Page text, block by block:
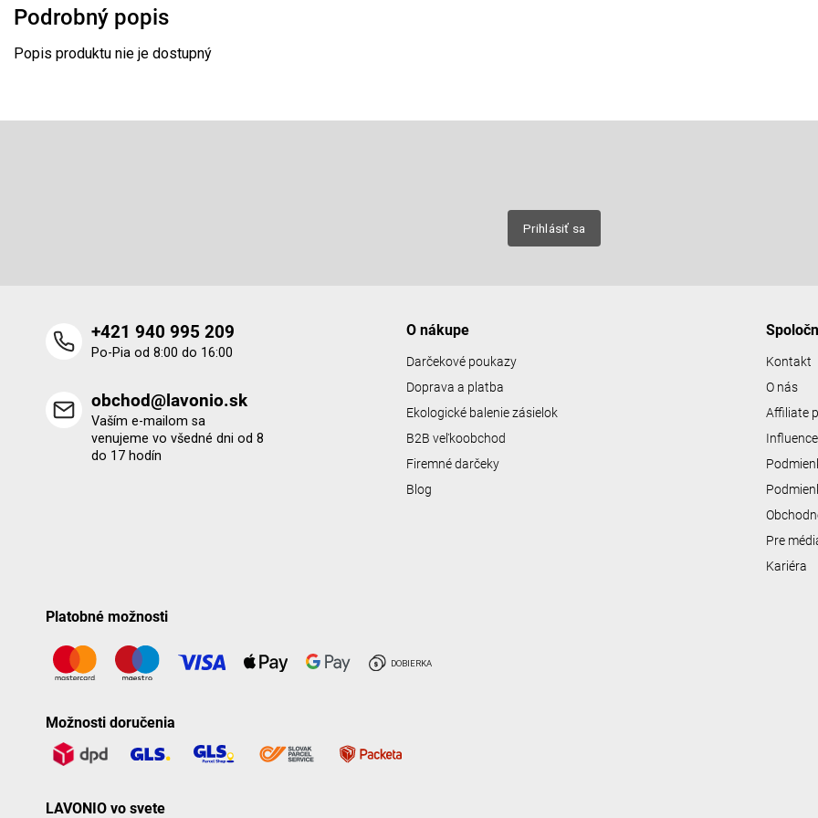
Podrobný popis
Popis produktu nie je dostupný
Prihlásiť sa
+421 940 995 209
Po-Pia od 8:00 do 16:00
obchod@lavonio.sk
Vaším e-mailom sa
venujeme vo všedné dni od 8
do 17 hodín
O nákupe
Darčekové poukazy
Doprava a platba
Ekologické balenie zásielok
B2B veľkoobchod
Firemné darčeky
Blog
Kontakt
O nás
Affiliate
Pre
Kariéra
Platobné možnosti
Možnosti doručenia
LAVONIO vo svete